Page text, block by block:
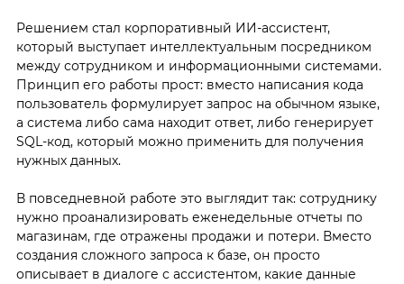
Решением стал корпоративный ИИ-ассистент,
который выступает интеллектуальным посредником
между сотрудником и информационными системами.
Принцип его работы прост: вместо написания кода
пользователь формулирует запрос на обычном языке,
а система либо сама находит ответ, либо генерирует
SQL-код, который можно применить для получения
нужных данных.
В повседневной работе это выглядит так: сотруднику
нужно проанализировать еженедельные отчеты по
магазинам, где отражены продажи и потери. Вместо
создания сложного запроса к базе, он просто
описывает в диалоге с ассистентом, какие данные